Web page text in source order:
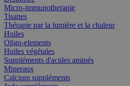
Micro-immunotherapie
Tisanes
Thérapie par la lumière et la chaleur
Huiles
Oligo-elements
Huiles végétales
Suppléments d'acides aminés
Mineraux
Calcium suppléments